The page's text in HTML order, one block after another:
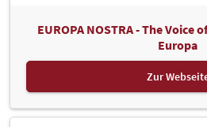
EUROPA NOSTRA - The
Europa
Zur